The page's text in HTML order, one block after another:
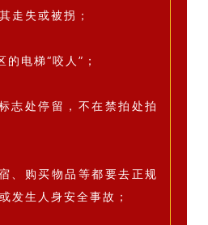
走失或被拐；
电梯“咬人”；
志处停留，不在禁拍处拍
、购买物品等都要去正规
发生人身安全事故；